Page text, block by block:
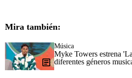
Mira también:
Música
Myke Towers estrena
diferentes géneros